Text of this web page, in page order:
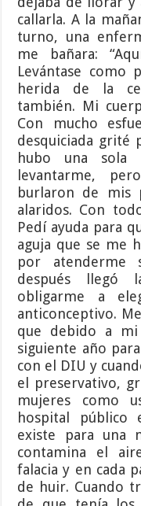
callarla. A la
turno, una
me bañara:
Levántase como
herida de la
también. Mi
Con mucho
desquiciada grité
hubo una sola
levantarme,
burlaron de mis
alaridos. Con
Pedí ayuda para
aguja que se me
por atenderme
después llegó
obligarme a
anticonceptivo.
que debido a mi
siguiente año
con el DIU y
el preservativo,
mujeres como
hospital público
existe para una
contamina el
falacia y en cada
de huir. Cuando